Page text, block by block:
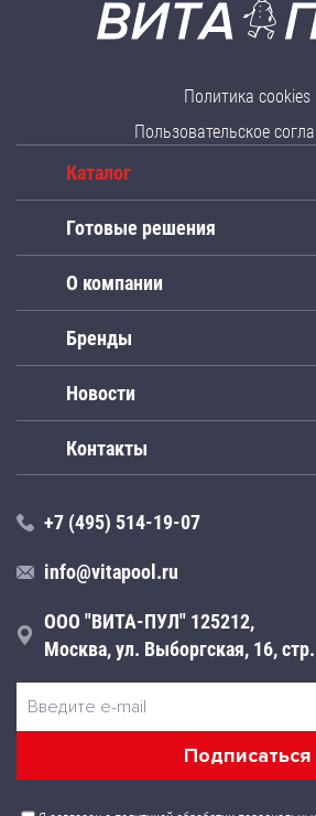
Политика cookies
Пользовательское
Каталог
Готовые решения
О компании
Бренды
Новости
Контакты
+7 (495) 514-19-07
info@vitapool.ru
ООО "ВИТА-ПУЛ" 125212,
Москва, ул. Выборгская, 16,